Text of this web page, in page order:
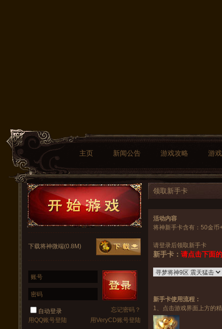
主页 新闻公告 游戏攻略 游
下载将神微端(0.8M)
账号
密码
自动登录
忘记密码？
用QQ账号登陆
用VeryCD账号登陆
领取新手卡
活动内容
将神新手卡含有：50金币
请登录后领取新手卡
新手卡： 请点击下面
新手卡使用流程：
1、点击游戏界面上方的